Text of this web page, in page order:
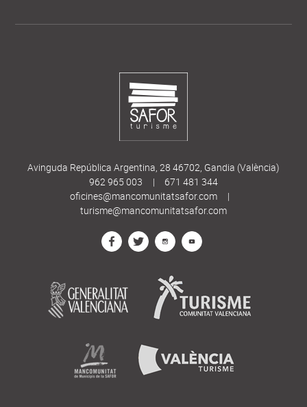
Avinguda República Argentina, 28 46702, Gandia (València)
962 965 003
|
671 481 344
oficines@mancomunitatsafor.com
|
turisme@mancomunitatsafor.com